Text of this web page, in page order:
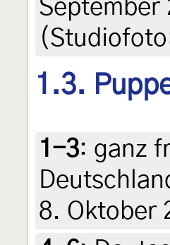
September
1.3.
1-3: ganz
8. Oktober